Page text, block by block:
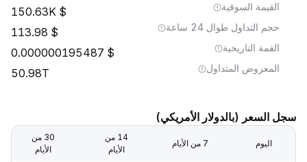
القيمة السوقية 150.63K
حجم التداول طوال 24 ساعة 113.98
القمة التاريخية 0.000000195487
المعروض المتداول 50.98T
سجل السعر (بالدولار الأمريكي)
اليوم 7 من الأيام
14 من
الأيام
30 من
الأيام